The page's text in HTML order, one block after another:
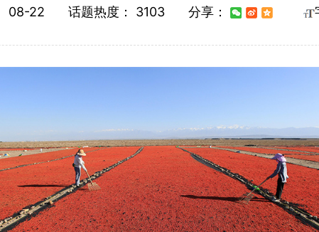
08-22 话题热度： 3103 分享：